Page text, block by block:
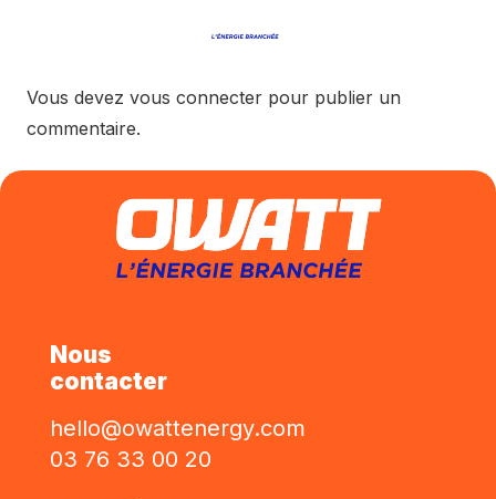
Vous devez vous connecter pour publier un
commentaire.
Nous
contacter
hello@owattenergy.com
03 76 33 00 20